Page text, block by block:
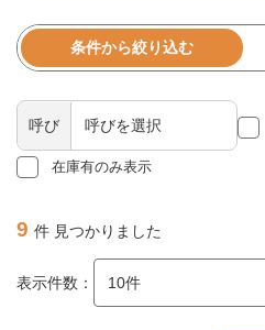
条件から絞り込む
呼び
在庫有のみ表示
9 件 見つかりました
表示件数：